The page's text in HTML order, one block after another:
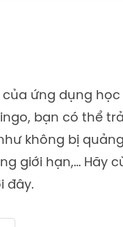
ứng dụng
bạn có thể
không bị
giới hạn,… Hãy
đây.